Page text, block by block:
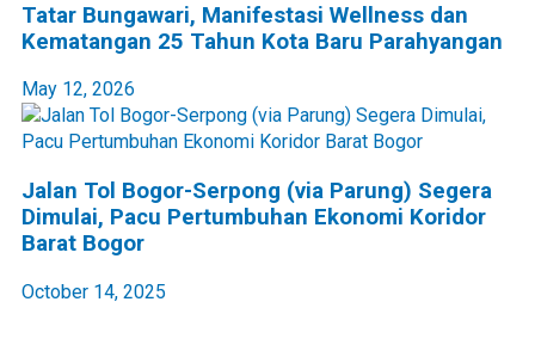
Tatar Bungawari, Manifestasi Wellness dan
Kematangan 25 Tahun Kota Baru Parahyangan
May 12, 2026
Jalan Tol Bogor-Serpong (via Parung) Segera
Dimulai, Pacu Pertumbuhan Ekonomi Koridor
Barat Bogor
October 14, 2025